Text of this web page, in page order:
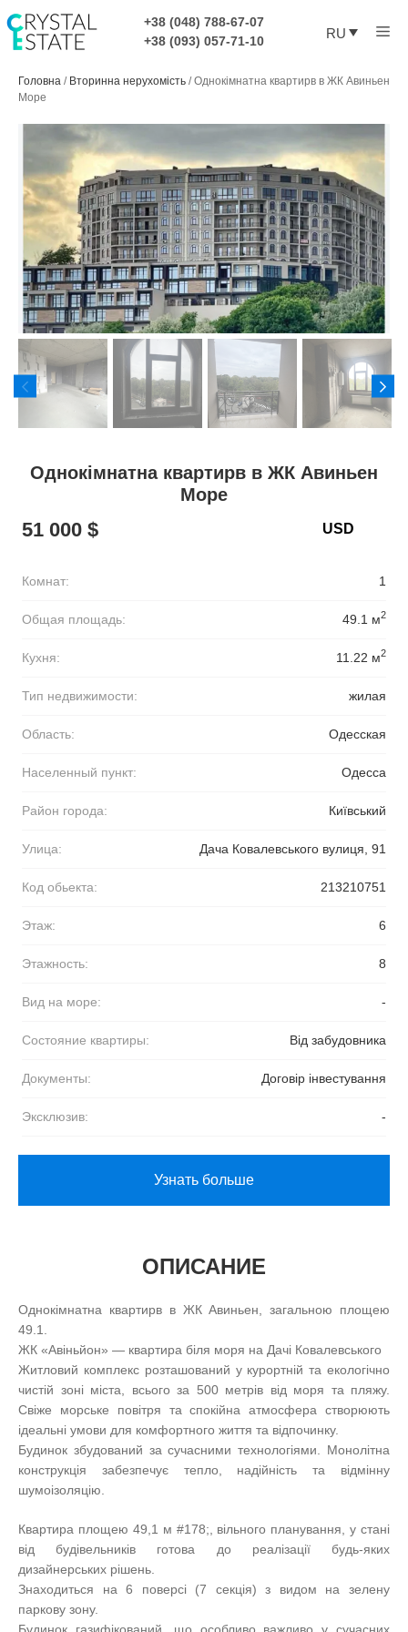
содержимому
+38 (048) 788-67-07
+38 (093) 057-71-10
RU
Головна / Вторинна нерухомість /Однокімнатна квартирв в ЖК Авиньен
Море
Однокімнатна квартирв в ЖК Авиньен
Море
51 000 $
Комнат: 1
Общая площадь: 49.1 м2
Кухня: 11.22 м2
Тип недвижимости: жилая
Область: Одесская
Населенный пункт: Одесса
Район города: Київський
Улица: Дача Ковалевського вулиця, 91
Код обьекта: 213210751
Этаж: 6
Этажность: 8
Вид на море: -
Состояние квартиры: Від забудовника
Документы: Договір інвестування
Эксклюзив: -
Узнать больше
ОПИСАНИЕ
Однокімнатна квартирв в ЖК Авиньен, загальною площею
49.1.
ЖК «Авіньйон» — квартира біля моря на Дачі Ковалевського
Житловий комплекс розташований у курортній та екологічно
чистій зоні міста, всього за 500 метрів від моря та пляжу.
Свіже морське повітря та спокійна атмосфера створюють
ідеальні умови для комфортного життя та відпочинку.
Будинок збудований за сучасними технологіями. Монолітна
конструкція забезпечує тепло, надійність та відмінну
шумоізоляцію.
Квартира площею 49,1 м #178;, вільного планування, у стані
від будівельників готова до реалізації будь-яких
дизайнерських рішень.
Знаходиться на 6 поверсі (7 секція) з видом на зелену
паркову зону.
Будинок газифікований, що особливо важливо у сучасних